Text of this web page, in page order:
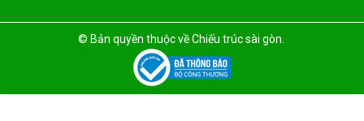
© Bản quyền thuộc vềChiếu trúc sài gòn.